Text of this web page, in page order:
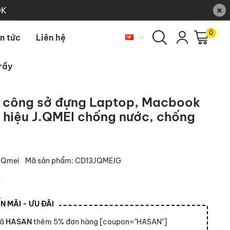
×
tức Liên hệ 0
công sở đựng Laptop, Macbook
J.QMEI chống nước, chống
Mã sản phẩm: CD13JQMEIG
MÃI - ƯU ĐÃI
HASANthêm 5% đơn hàng [coupon="HASAN"]